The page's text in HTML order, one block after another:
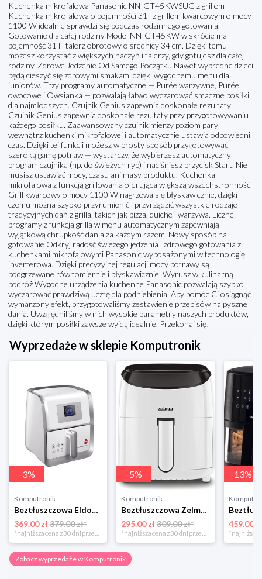
Kuchenka mikrofalowa Panasonic NN-GT45KWSUG z grillem
Kuchenka mikrofalowa o pojemności 31 l z grillem kwarcowym o mocy
1100 W idealnie sprawdzi się podczas rodzinnego gotowania.
Gotowanie dla całej rodziny Model NN-GT45KW w skrócie ma
pojemność 31 l i talerz obrotowy o średnicy 34 cm. Dzięki temu
możesz korzystać z większych naczyń i talerzy, gdy gotujesz dla całej
rodziny. Zdrowe Jedzenie Od Samego Początku Nawet wybredne dzieci
będą cieszyć się zdrowymi smakami dzięki wygodnemu menu dla
juniorów. Trzy programy automatyczne — Purée warzywne, Purée
owocowe i Owsianka — pozwalają łatwo wyczarować smaczne posiłki
dla najmłodszych. Czujnik Genius zapewnia doskonałe rezultaty
Czujnik Genius zapewnia doskonałe rezultaty przy przygotowywaniu
każdego posiłku. Zaawansowany czujnik mierzy poziom pary
wewnątrz kuchenki mikrofalowej i automatycznie ustawia odpowiedni
czas. Dzięki tej funkcji możesz w prosty sposób przygotowywać
szeroką gamę potraw — wystarczy, że wybierzesz automatyczny
program czujnika (np. do świeżych ryb) i naciśniesz przycisk Start. Nie
musisz ustawiać mocy, czasu ani masy produktu. Kuchenka
mikrofalowa z funkcją grillowania oferująca większą wszechstronność
Grill kwarcowy o mocy 1100 W nagrzewa się błyskawicznie, dzięki
czemu można szybko przyrumienić i przyrządzić wszystkie rodzaje
tradycyjnych dań z grilla, takich jak pizza, quiche i warzywa. Liczne
programy z funkcją grilla w menu automatycznym zapewniają
wyjątkową chrupkość dania za każdym razem. Nowy sposób na
gotowanie Odkryj radość świeżego jedzenia i zdrowego gotowania z
kuchenkami mikrofalowymi Panasonic wyposażonymi w technologię
inverterowa. Dzięki precyzyjnej regulacji mocy potrawy są
podgrzewane równomiernie i błyskawicznie. Wyrusz w kulinarną
podróż Wygodne urządzenia kuchenne Panasonic pozwalają szybko
wyczarować prawdziwą ucztę dla podniebienia. Aby pomóc Ci osiągnąć
wymarzony efekt, przygotowaliśmy zestawienie przepisów na pyszne
dania. Uwzględniliśmy w nich wysokie parametry naszych produktów,
dzięki którym posiłki zawsze wyjdą idealnie. Przekonaj się!
Wyprzedaże w sklepie Komputronik
-3%
Komputronik
Beztłuszczowa Eldom MFC1000 biało-srebrny
369.00 zł379.00 zł*
*najniższa cena z 30 dni przed obniżką
-5%
Komputronik
Beztłuszczowa Zelmer ZAF3551W biały
295.00 zł 309.00 zł*
*najniższa cena z 30 dni przed obniżką
-13%
459.00 zł
Zobacz wyprzedaże w Komputronik